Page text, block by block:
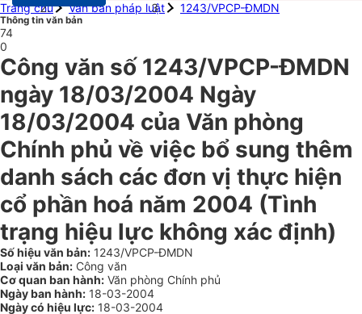
Trang chủ
Văn bản pháp luật 1243/VPCP-ĐMDN
Thông tin văn bản
74
0
Công văn số 1243/VPCP-ĐMDN
ngày 18/03/2004 Ngày
18/03/2004 của Văn phòng
Chính phủ về việc bổ sung thêm
danh sách các đơn vị thực hiện
cổ phần hoá năm 2004 (Tình
trạng hiệu lực không xác định)
Số hiệu văn bản: 1243/VPCP-ĐMDN
Loại văn bản: Công văn
Cơ quan ban hành: Văn phòng Chính phủ
Ngày ban hành: 18-03-2004
Ngày có hiệu lực: 18-03-2004